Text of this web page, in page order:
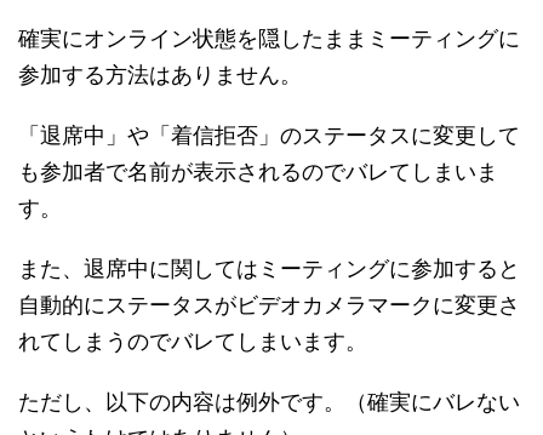
確実にオンライン状態を隠したままミーティングに
参加する方法はありません。
「退席中」や「着信拒否」のステータスに変更して
も参加者で名前が表示されるのでバレてしまいま
す。
また、退席中に関してはミーティングに参加すると
自動的にステータスがビデオカメラマークに変更さ
れてしまうのでバレてしまいます。
ただし、以下の内容は例外です。（確実にバレない